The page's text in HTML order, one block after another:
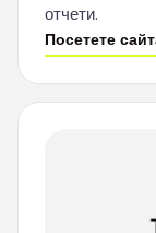
отчети.
Посетете